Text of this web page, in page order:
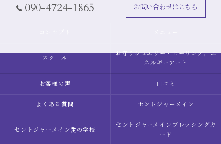
090-4724-1865 お問い合わせはこちら
スクール
お守りジュエリー・ヒーリング，エ
ネルギーアート
お客様の声 口コミ
よくある質問 セントジャーメイン
セントジャーメイン愛の学校
セントジャーメインブレッシングカ
ード